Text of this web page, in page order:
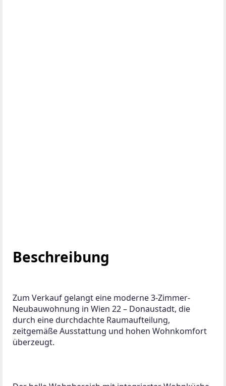
Beschreibung
Zum Verkauf gelangt eine moderne 3-Zimmer-
Neubauwohnung in Wien 22 – Donaustadt, die
durch eine durchdachte Raumaufteilung,
zeitgemäße Ausstattung und hohen Wohnkomfort
überzeugt.